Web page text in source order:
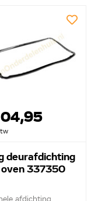
deurafdichting
337350
afdichting